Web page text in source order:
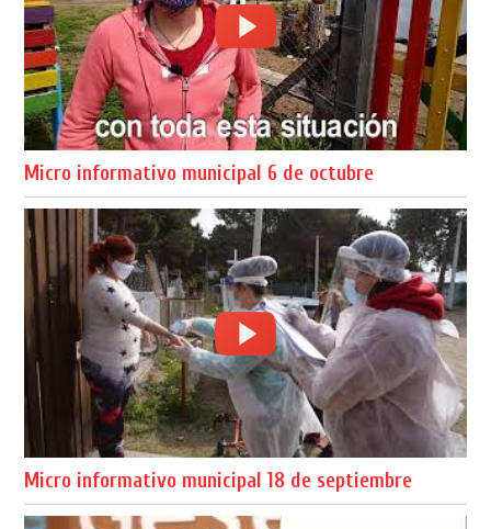
Micro informativo municipal 6 de octubre
Micro informativo municipal 18 de septiembre